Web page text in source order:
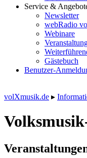
Service &
Newsletter
webRadio
Webinare
Gästebuch
Benutzer-
volXmusik.de ▸